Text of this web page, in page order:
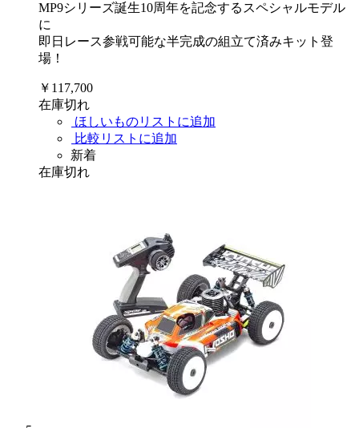
MP9シリーズ誕生10周年を記念するスペシャルモデル
に
即日レース参戦可能な半完成の組立て済みキット登
場！
￥117,700
在庫切れ
ほしいものリストに追加
比較リストに追加
新着
在庫切れ